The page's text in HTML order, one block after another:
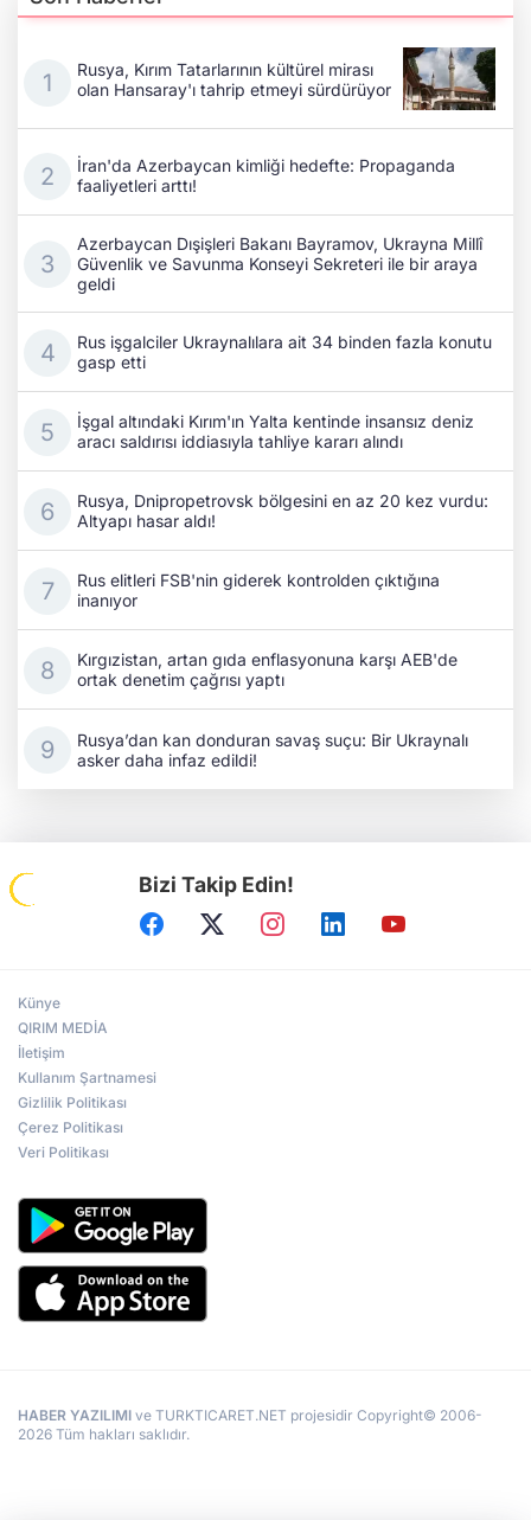
Rusya, Kırım Tatarlarının kültürel mirası
olan Hansaray'ı tahrip etmeyi sürdürüyor
İran'da Azerbaycan kimliği hedefte: Propaganda
faaliyetleri arttı!
Azerbaycan Dışişleri Bakanı Bayramov, Ukrayna Millî
Güvenlik ve Savunma Konseyi Sekreteri ile bir araya
geldi
Rus işgalciler Ukraynalılara ait 34 binden fazla konutu
gasp etti
İşgal altındaki Kırım'ın Yalta kentinde insansız deniz
aracı saldırısı iddiasıyla tahliye kararı alındı
Rusya, Dnipropetrovsk bölgesini en az 20 kez vurdu:
Altyapı hasar aldı!
Rus elitleri FSB'nin giderek kontrolden çıktığına
inanıyor
Kırgızistan, artan gıda enflasyonuna karşı AEB'de
ortak denetim çağrısı yaptı
Rusya’dan kan donduran savaş suçu: Bir Ukraynalı
asker daha infaz edildi!
Bizi Takip Edin!
Künye
QIRIM MEDİA
İletişim
Kullanım Şartnamesi
Gizlilik Politikası
Çerez Politikası
Veri Politikası
HABER YAZILIMI ve TURKTICARET.NET projesidir Copyright© 2006-
2026 Tüm hakları saklıdır.